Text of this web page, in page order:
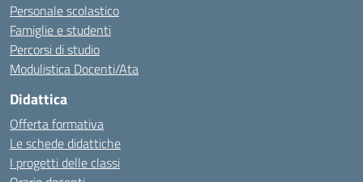
Personale scolastico
Famiglie e studenti
Percorsi di studio
Modulistica Docenti/Ata
Didattica
Offerta formativa
Le schede didattiche
I progetti delle classi